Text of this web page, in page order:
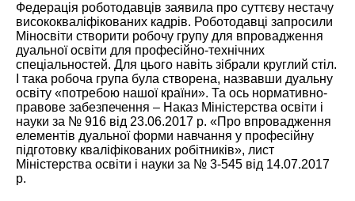
Федерація роботодавців заявила про суттєву нестачу
висококваліфікованих кадрів. Роботодавці запросили
Міносвіти створити робочу групу для впровадження
дуальної освіти для професійно-технічних
спеціальностей. Для цього навіть зібрали круглий стіл.
І така робоча група була створена, назвавши дуальну
освіту «потребою нашої країни». Та ось нормативно-
правове забезпечення – Наказ Міністерства освіти і
науки за № 916 від 23.06.2017 р. «Про впровадження
елементів дуальної форми навчання у професійну
підготовку кваліфікованих робітників», лист
Міністерства освіти і науки за № 3-545 від 14.07.2017
р.